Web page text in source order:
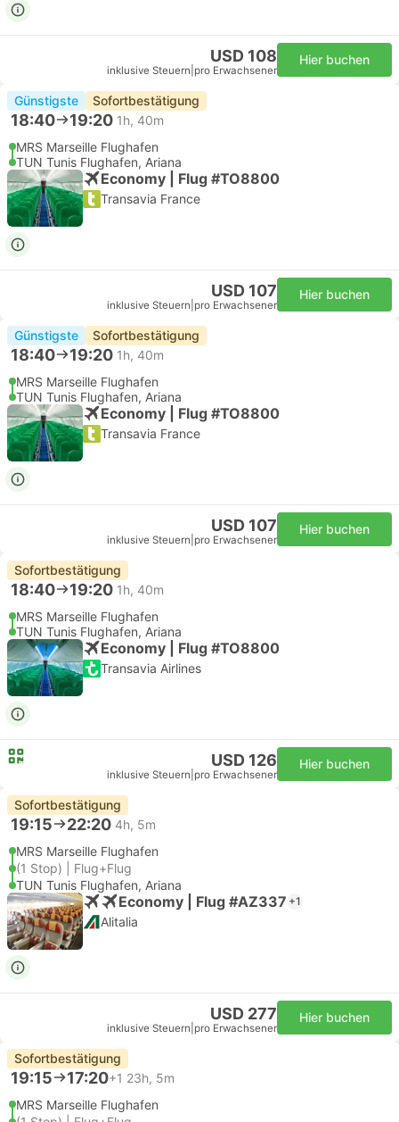
USD 108
inklusive Steuern pro Erwachsener
Hier buchen
Günstigste Sofortbestätigung
18:40 19:20 1h, 40m
MRS Marseille Flughafen
TUN Tunis Flughafen, Ariana
Economy | Flug #TO8800
Transavia France
USD 107
inklusive Steuern pro Erwachsener
Hier buchen
Günstigste Sofortbestätigung
18:40 19:20 1h, 40m
MRS Marseille Flughafen
TUN Tunis Flughafen, Ariana
Economy | Flug #TO8800
Transavia France
USD 107
inklusive Steuern pro Erwachsener
Hier buchen
Sofortbestätigung
18:40 19:20 1h, 40m
MRS Marseille Flughafen
TUN Tunis Flughafen, Ariana
Economy | Flug #TO8800
Transavia Airlines
USD 126
inklusive Steuern pro Erwachsener
Hier buchen
Sofortbestätigung
19:15 22:20 4h, 5m
MRS Marseille Flughafen
(1 Stop) | Flug+Flug
TUN Tunis Flughafen, Ariana
Economy | Flug #AZ337 +1
Alitalia
USD 277
inklusive Steuern pro Erwachsener
Hier buchen
Sofortbestätigung
19:15 17:20+1 23h, 5m
MRS Marseille Flughafen